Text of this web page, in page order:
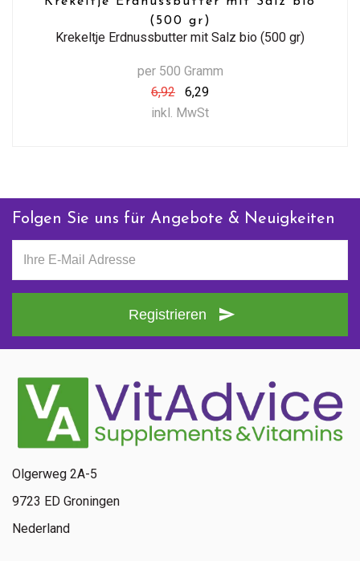
(500 gr)
Krekeltje Erdnussbutter mit Salz bio (500 gr)
per 500 Gramm
6,92
6,29
inkl. MwSt
Folgen Sie uns für Angebote & Neuigkeiten
Registrieren
Olgerweg 2A-5
9723 ED Groningen
Nederland